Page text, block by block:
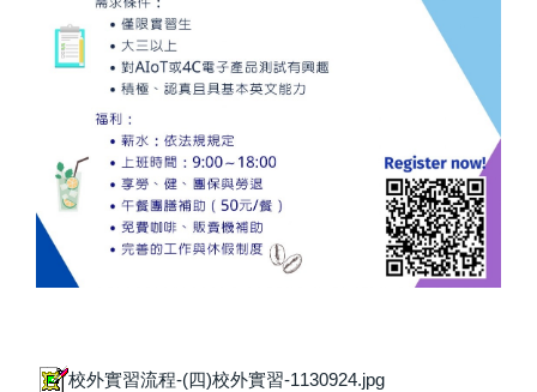
校外實習流程-(四)校外實習-1130924.jpg